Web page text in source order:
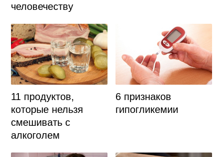
человечеству
11 продуктов,
которые нельзя
смешивать с
алкоголем
6 признаков
гипогликемии